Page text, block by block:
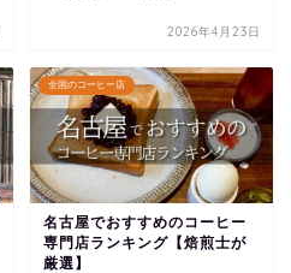
2026年4月23日
全国のコーヒー店
名古屋でおすすめのコーヒー
専門店ランキング【焙煎士が
厳選】